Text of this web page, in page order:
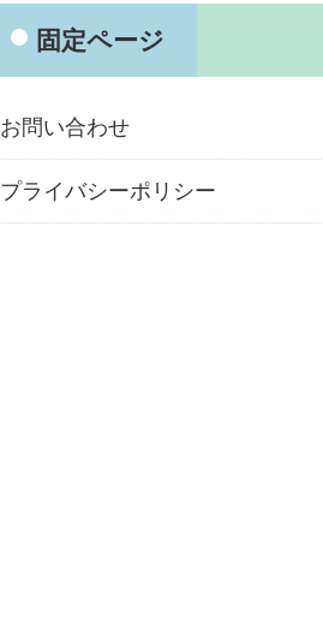
固定ページ
お問い合わせ
プライバシーポリシー